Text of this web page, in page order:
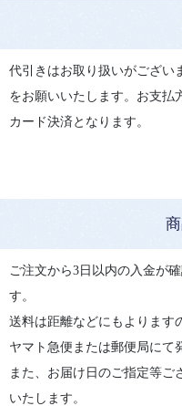
代引きはお取り扱いがござい
をお願いいたします。お支払
カード決済となります。
ご注文から3日以内の入金が
す。
送料は距離などにもよります
ヤマト急便または郵便局にて
また、お届け日のご指定等
いたします。